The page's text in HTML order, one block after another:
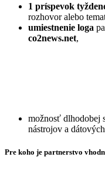
1 príspevok
rozhovor alebo
umiestnenie loga
co2news.net,
možnosť dlhodobej
nástrojov a
Pre koho je partnerstvo